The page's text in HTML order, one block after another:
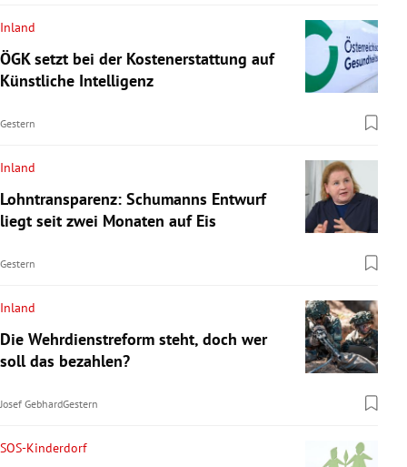
Inland
ÖGK setzt bei der Kostenerstattung auf
Künstliche Intelligenz
Gestern
Inland
Lohntransparenz: Schumanns Entwurf
liegt seit zwei Monaten auf Eis
Gestern
Inland
Die Wehrdienstreform steht, doch wer
soll das bezahlen?
Josef GebhardGestern
SOS-Kinderdorf